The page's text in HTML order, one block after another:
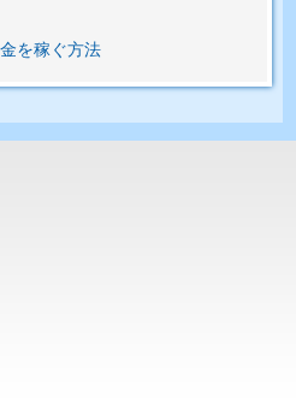
を稼ぐ方法